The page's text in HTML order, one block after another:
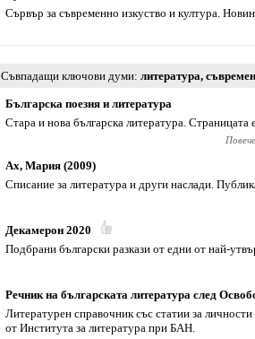
Сървър за съвременно изкуство и култура.
Съвпадащи ключови думи литература,
Българска поезия и литература
Стара и нова българска литература. Страницата
Ах, Мария (2009)
Списание за литература и други наслади.
Декамерон 2020
Подбрани български разкази от едни от най-
Речник на българската литература след
Литературен справочник със статии за
от Института за литература при БАН.